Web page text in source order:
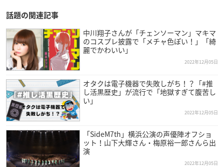
m/UcqZNUe3tY
— NHK ねほりんぱほりん (@nhk_nehorin)
022
話題の関連記事
中川翔子さんが「チェンソーマン」マキマ
のコスプレ披露で「メチャ色ぽい！」「綺
麗でかわいい」
2022年12月05日
オタクは電子機器で失敗しがち！？「#推
し活黒歴史」が流行で「地獄すぎて腹苦し
い」
2022年12月05日
「SideM7th」横浜公演の声優陣オフショ
ット！山下大輝さん・梅原裕一郎さんら出
演
2022年12月05日